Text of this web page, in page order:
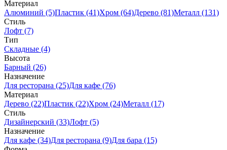
Материал
Алюминий (5)Пластик (41)Хром (64)Дерево (81)Металл (131)
Стиль
Лофт (7)
Тип
Складные (4)
Высота
Барный (26)
Назначение
Для ресторана (25)Для кафе (76)
Материал
Дерево (22)Пластик (22)Хром (24)Металл (17)
Стиль
Дизайнерский (33)Лофт (5)
Назначение
Для кафе (34)Для ресторана (9)Для бара (15)